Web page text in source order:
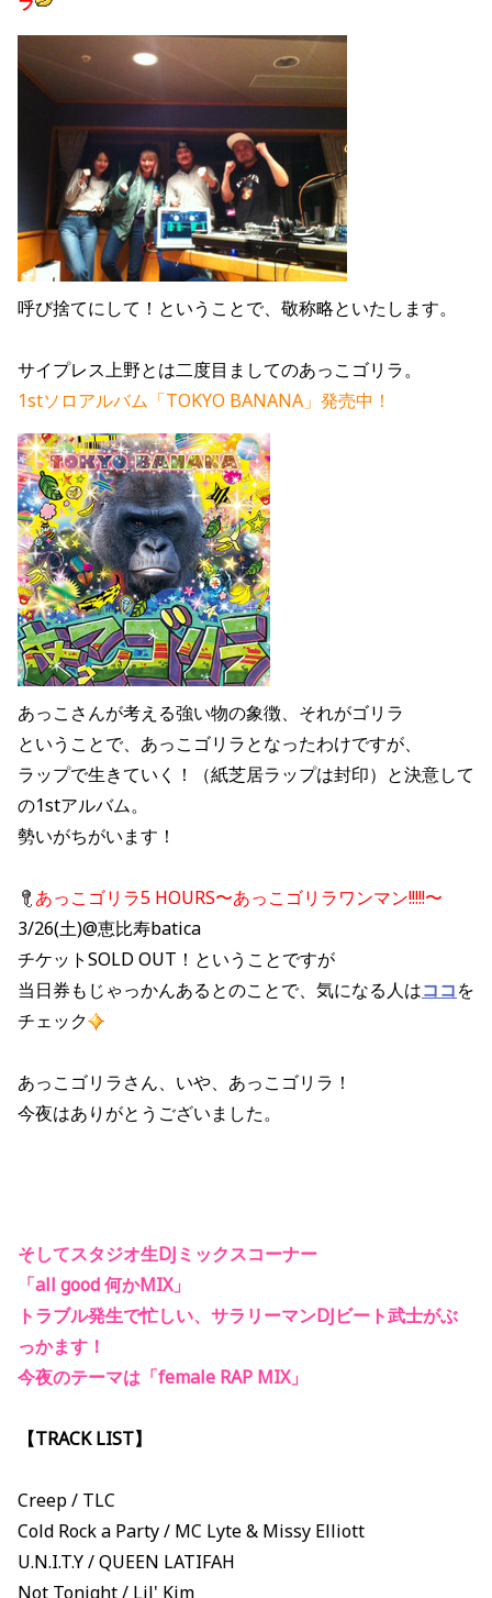
呼び捨てにして！ということで、敬称略といたします。
サイプレス上野とは二度目ましてのあっこゴリラ。
1stソロアルバム「TOKYO BANANA」発売中！
あっこさんが考える強い物の象徴、それがゴリラ
ということで、あっこゴリラとなったわけですが、
ラップで生きていく！（紙芝居ラップは封印）と決意して
の1stアルバム。
勢いがちがいます！
あっこゴリラ5 HOURS〜あっこゴリラワンマン!!!!!〜
3/26(土)@恵比寿batica
チケットSOLD OUT！ということですが
当日券もじゃっかんあるとのことで、気になる人はココを
チェック
あっこゴリラさん、いや、あっこゴリラ！
今夜はありがとうございました。
そしてスタジオ生DJミックスコーナー
「all good 何かMIX」
トラブル発生で忙しい、サラリーマンDJビート武士がぶ
っかます！
今夜のテーマは「female RAP MIX」
【TRACK LIST】
Creep / TLC
Cold Rock a Party / MC Lyte & Missy Elliott
U.N.I.T.Y / QUEEN LATIFAH
Not Tonight / Lil' Kim